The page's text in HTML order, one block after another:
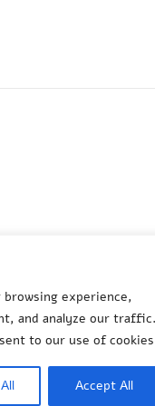
experience,
and analyze our traffic.
to our use of
Accept All
podróże